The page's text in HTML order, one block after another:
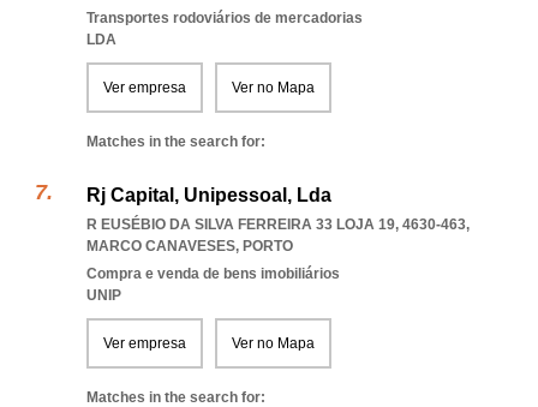
Transportes rodoviários de mercadorias
LDA
Ver empresa Ver no Mapa
Matches in the search for:
Rj Capital, Unipessoal, Lda
R EUSÉBIO DA SILVA FERREIRA 33 LOJA 19, 4630-463,
MARCO CANAVESES, PORTO
Compra e venda de bens imobiliários
UNIP
Ver empresa Ver no Mapa
Matches in the search for: